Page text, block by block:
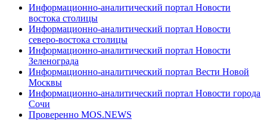
Информационно-аналитический портал Новости
востока столицы
Информационно-аналитический портал Новости
северо-востока столицы
Информационно-аналитический портал Новости
Зеленограда
Информационно-аналитический портал Вести Новой
Москвы
Информационно-аналитический портал Новости города
Сочи
Проверенно MOS.NEWS